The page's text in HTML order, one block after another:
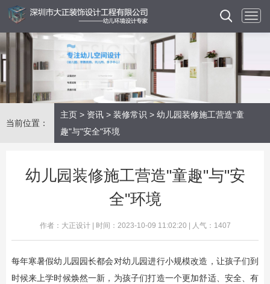
当前位置：
主页 > 资讯 > 装修常识 > 幼儿园装修施工营造"童
趣"与"安全"环境
幼儿园装修施工营造"童趣"与"安
全"环境
作者：大正设计 | 时间：2023-10-09 11:02:20 | 人气：1407
每年寒暑假幼儿园园长都会对幼儿园进行小规模改造，让孩子们到
时候来上学时候焕然一新，为孩子们打造一个更加舒适、安全、有